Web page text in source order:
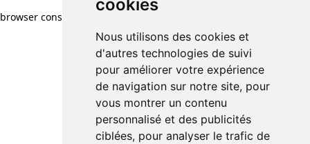
cookies
Nous utilisons des cookies et
d'autres technologies de suivi
pour améliorer votre expérience
de navigation sur notre site, pour
vous montrer un contenu
personnalisé et des publicités
ciblées, pour analyser le trafic de
browser console for more information)